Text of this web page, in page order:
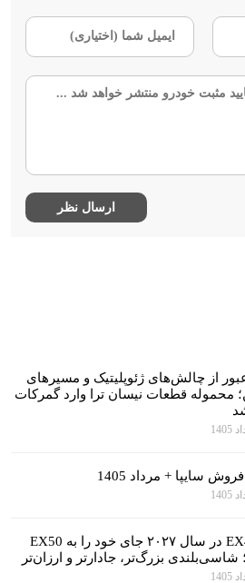
از چالش‌های ژئوپلیتیک و مسیرهای
محموله قطعات نیسان ترا وارد گمرکات
سایپا + مرداد 1405
ولوو EX40 در سال ۲۰۲۷ جای خود را به EX50
بزرگ‌تر، جادارتر و ارزان‌تر